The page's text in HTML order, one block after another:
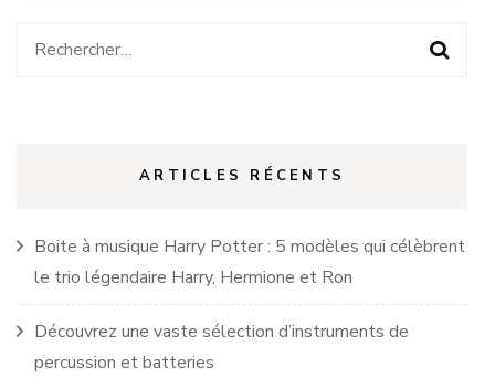
Rechercher :
ARTICLES RÉCENTS
Boite à musique Harry Potter : 5 modèles qui célèbrent
le trio légendaire Harry, Hermione et Ron
Découvrez une vaste sélection d’instruments de
percussion et batteries